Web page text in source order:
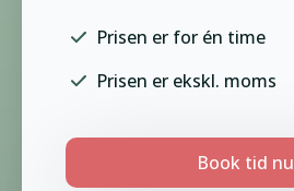
Prisen er for én time
Prisen er ekskl. moms
Book tid nu